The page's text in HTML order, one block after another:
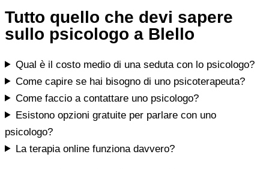
Tutto quello che devi sapere
sullo psicologo a Blello
Qual è il costo medio di una seduta con lo psicologo?
Come capire se hai bisogno di uno psicoterapeuta?
Come faccio a contattare uno psicologo?
Esistono opzioni gratuite per parlare con uno
psicologo?
La terapia online funziona davvero?